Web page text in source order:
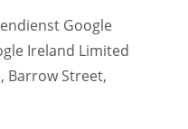
Google
Ireland Limited
Barrow Street,